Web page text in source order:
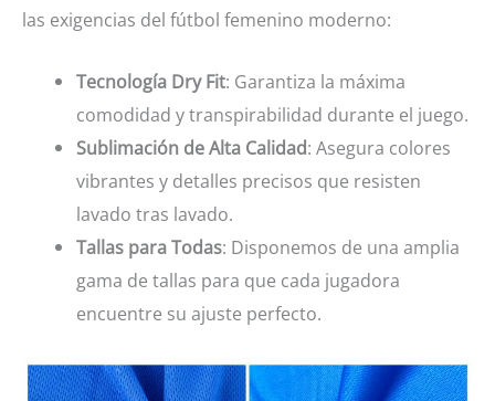
las exigencias del fútbol femenino moderno:
Tecnología Dry Fit: Garantiza la máxima
comodidad y transpirabilidad durante el juego.
Sublimación de Alta Calidad: Asegura colores
vibrantes y detalles precisos que resisten
lavado tras lavado.
Tallas para Todas: Disponemos de una amplia
gama de tallas para que cada jugadora
encuentre su ajuste perfecto.